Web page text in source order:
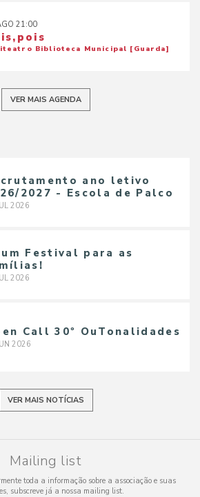
21:00
Biblioteca Municipal [Guarda]
VER MAIS AGENDA
ano letivo
2027 - Escola de Palco
2026
Festival para as
2026
Call 30º OuTonalidades
2026
VER MAIS NOTÍCIAS
Mailing list
toda a informação sobre a associação e suas
subscreve já a nossa mailing list.